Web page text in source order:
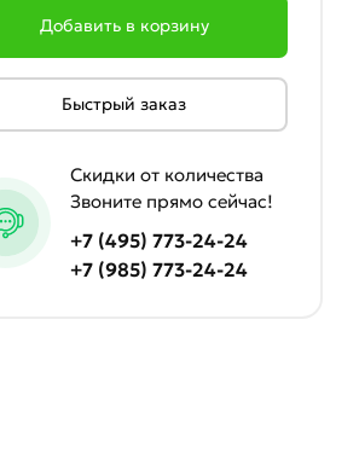
Добавить в корзину
Быстрый заказ
Скидки от количества
Звоните прямо сейчас!
+7 (495) 773-24-24
+7 (985) 773-24-24